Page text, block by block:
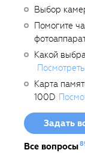
Выбор
Помогите
Какой
Карта
100D
Задать
Все вопросы